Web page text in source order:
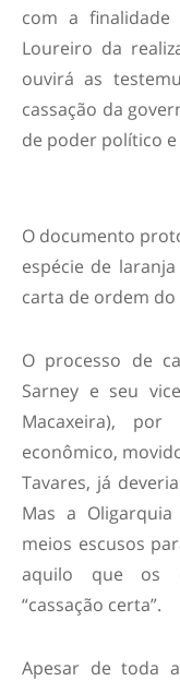
com a
Loureiro da
ouvirá as
cassação da
de poder político
O documento
espécie de
carta de ordem do
O processo de
Sarney e seu
Macaxeira),
econômico,
Tavares, já
Mas a
meios escusos
aquilo que os
“cassação certa”.
Apesar de toda